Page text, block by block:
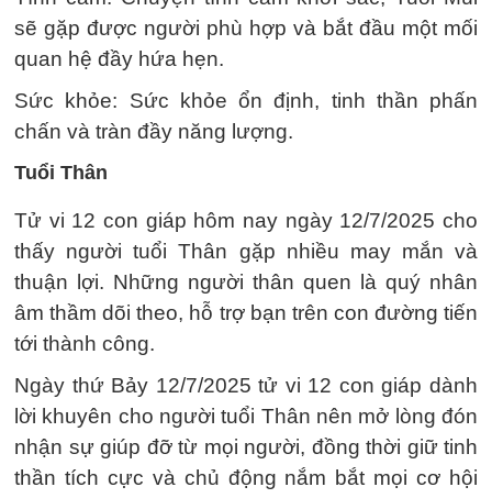
sẽ gặp được người phù hợp và bắt đầu một mối
quan hệ đầy hứa hẹn.
Sức khỏe: Sức khỏe ổn định, tinh thần phấn
chấn và tràn đầy năng lượng.
Tuổi Thân
Tử vi 12 con giáp hôm nay ngày 12/7/2025 cho
thấy người tuổi Thân gặp nhiều may mắn và
thuận lợi. Những người thân quen là quý nhân
âm thầm dõi theo, hỗ trợ bạn trên con đường tiến
tới thành công.
Ngày thứ Bảy 12/7/2025 tử vi 12 con giáp dành
lời khuyên cho người tuổi Thân nên mở lòng đón
nhận sự giúp đỡ từ mọi người, đồng thời giữ tinh
thần tích cực và chủ động nắm bắt mọi cơ hội